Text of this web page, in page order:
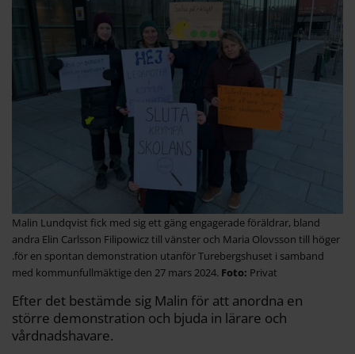
Malin Lundqvist fick med sig ett gäng engagerade föräldrar, bland
andra Elin Carlsson Filipowicz till vänster och Maria Olovsson till höger
.för en spontan demonstration utanför Turebergshuset i samband
med kommunfullmäktige den 27 mars 2024.
Privat
Efter det bestämde sig Malin för att anordna en
större demonstration och bjuda in lärare och
vårdnadshavare.